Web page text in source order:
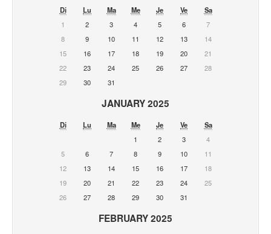
Di Lu Ma Me Je Ve
Sa
1
2 3 4 5 6
7
8
9 10 11 12 13
14
15
16 17 18 19 20
21
22
23 24 25 26 27
28
29
30 31
JANUARY 2025
Di Lu Ma Me Je Ve
Sa
1
2 3
4
5
6 7 8 9 10
11
12
13 14 15 16 17
18
19
20 21 22 23 24
25
26
27 28 29 30 31
FEBRUARY 2025